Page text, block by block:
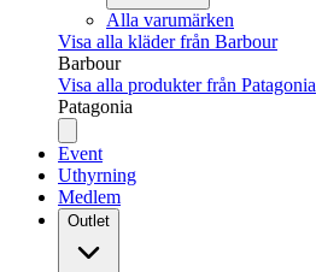
Alla varumärken
Visa alla kläder från Barbour
Barbour
Visa alla produkter från Patagonia
Patagonia
Event
Uthyrning
Medlem
Outlet